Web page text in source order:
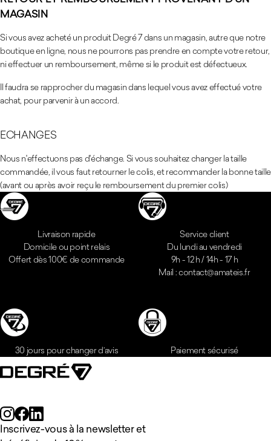
MAGASIN
Si vous avez acheté un produit Degré 7 dans un magasin, autre que notre
boutique en ligne, nous ne pourrons pas prendre en compte votre retour,
ni effectuer un remboursement, même si le produit est défectueux.
Il faudra se rapprocher du magasin dans lequel vous avez effectué votre
achat, pour parvenir à un accord.
ECHANGES
Nous n'effectuons pas d'échange. Si vous souhaitez changer la taille
commandée, il vous faut retourner le colis, et recommander la bonne taille
(avant ou après avoir reçu le remboursement du premier colis)
Réassurances
Livraison rapide
Domicile ou point relais
Offert dès 100€ de commande
Service client
Du lundi au vendredi
9h - 12 h / 14h - 17 h
Mail : contact@amateis.fr
Inscrivez-vous à la newsletter et